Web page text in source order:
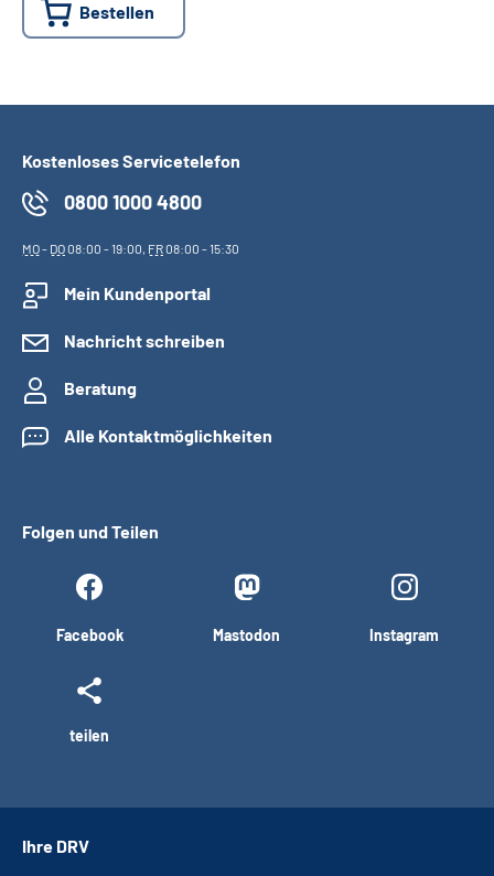
Bestellen
Kostenloses Servicetelefon
0800 1000 4800
MO- DO08:00 - 19:00, FR08:00 - 15:30
Mein Kundenportal
Nachricht schreiben
Beratung
Alle Kontaktmöglichkeiten
Folgen und Teilen
Facebook Mastodon Instagram
teilen
Ihre DRV